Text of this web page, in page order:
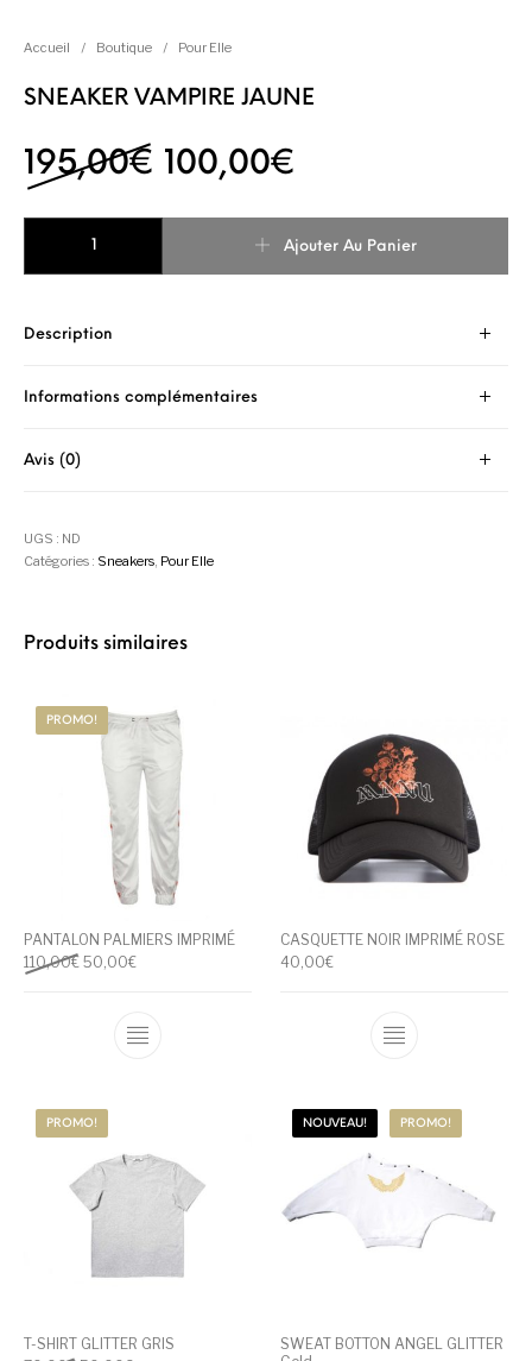
Accueil / Boutique / Pour Elle
SNEAKER VAMPIRE JAUNE
195,00€ Le prix initial était :
100,00€
Ajouter Au Panier
Description
Informations complémentaires
Avis (0)
UGS : ND
Catégories : Sneakers Pour Elle
Produits similaires
PROMO!
PANTALON PALMIERS IMPRIMÉ
110,00€ Le prix initial était : 110,00€.
50,00€Le prix actuel est : 50,00€.
Ce produit a plusieurs variations. Les
CASQUETTE NOIR IMPRIMÉ ROSE
40,00€
Ce produit a
PROMO!
T-SHIRT GLITTER GRIS
NOUVEAU! PROMO!
SWEAT BOTTON ANGEL GLITTER